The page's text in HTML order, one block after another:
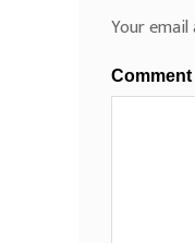
Your email
Comment